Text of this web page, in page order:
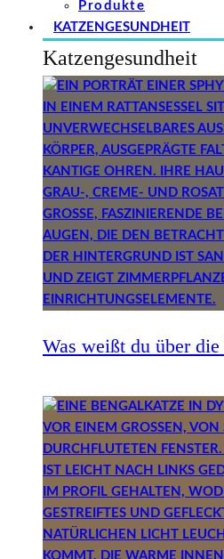
Produkte
KATZENGESUNDHEIT
Katzengesundheit
Was weißt du über